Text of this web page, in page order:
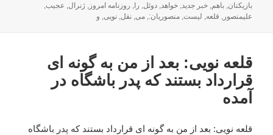
شده
در
بازیکنان,باهم,خبر جدید,خواهد,دوئل, را, روزنامه امروز,ژنرال, عجیب,
علیمنصور, قلعه, لیست,منصوریان:,می,نقل,نویی, و
قلعه نویی: بعد از من به گونه ای
قرارداد بستند که پدر باشگاه در
آمده
قلعه نویی: بعد از من به گونه ای قرارداد بستند که پدر باشگاه